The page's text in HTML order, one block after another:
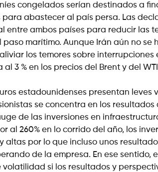
congelados serían destinados a
abastecer al país persa. Las
entre ambos países para reducir las
marítimo. Aunque Irán aún no se
los temores sobre interrupciones
3 % en los precios del Brent y del
estadounidenses presentan leves
se concentra en los resultados
de las inversiones en
al 260% en lo corrido del año, los
altas por lo que incluso unos
de la empresa. En ese sentido,
si los resultados y